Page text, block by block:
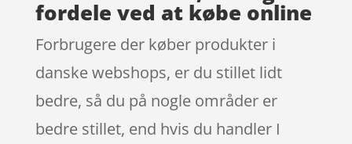
fordele ved at købe online
Forbrugere der køber produkter i
danske webshops, er du stillet lidt
bedre, så du på nogle områder er
bedre stillet, end hvis du handler I